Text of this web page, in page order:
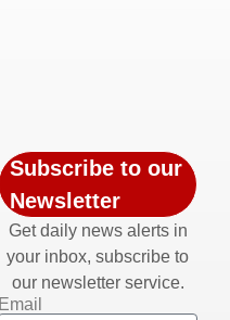
Subscribe to our
Newsletter
Get daily news alerts in
your inbox, subscribe to
our newsletter service.
Email